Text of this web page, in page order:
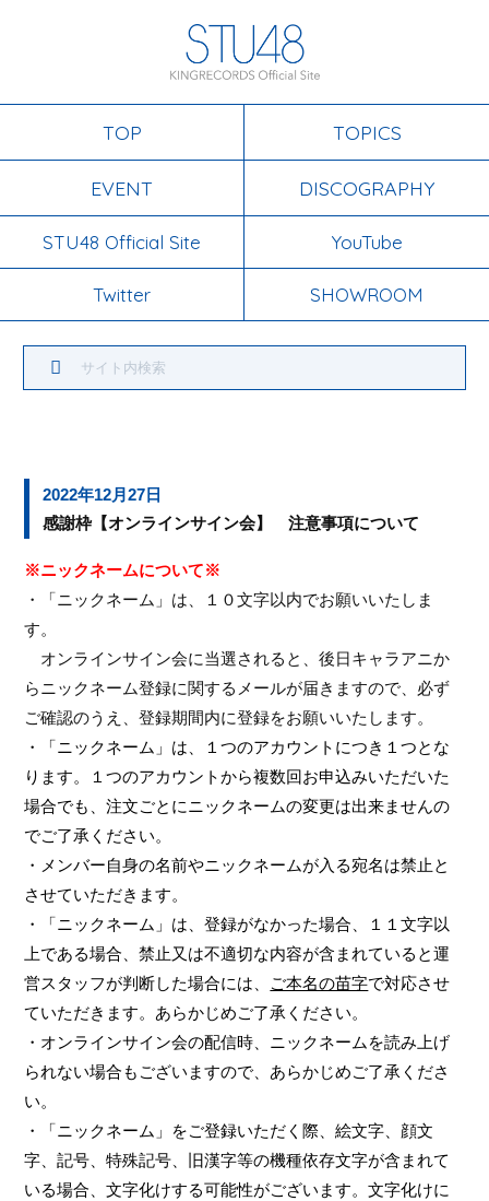
TOP TOPICS
EVENT DISCOGRAPHY
STU48 Official Site YouTube
Twitter SHOWROOM
2022年12月27日
感謝枠【オンラインサイン会】 注意事項について
※ニックネームについて※
・「ニックネーム」は、１０文字以内でお願いいたしま
す。
オンラインサイン会に当選されると、後日 キャラアニか
らニックネーム登録に関するメールが届きますので、必ず
ご確認のうえ、登録期間内に登録をお願いいたします。
・「ニックネーム」は、１つのアカウントにつき１つとな
ります。１つのアカウントから複数回お申込みいただいた
場合でも、注文ごとにニックネームの変更は出来ませんの
でご了承ください。
・メンバー自身の名前やニックネームが入る宛名は禁止と
させていただきます。
・「ニックネーム」は、登録がなかった場合、１１文字以
上である場合、禁止又は不適切な内容が含まれていると運
営スタッフが判断した場合には、
ご本名の苗字で対応させ
ていただきます。あらかじめご了承ください。
・オンラインサイン会の配信時、ニックネームを読み上げ
られない場合もございますので、あらかじめご了承くださ
い。
・「ニックネーム」をご登録いただく際、絵文字、顔文
字、記号、特殊記号、旧漢字等の機種依存文字が含まれて
いる場合、文字化けする可能性がございます。文字化けに